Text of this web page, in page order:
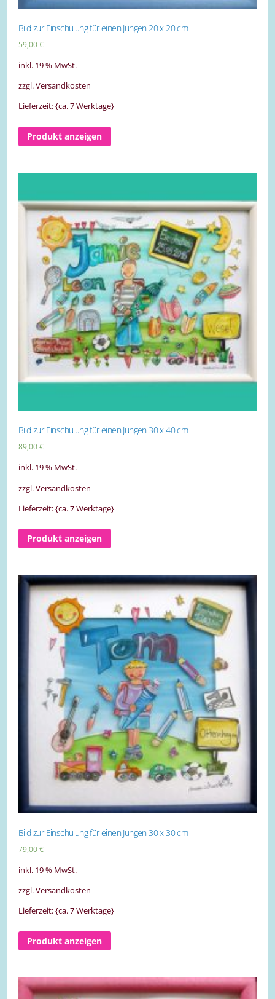
Bild zur Einschulung für einen Jungen 20 x 20 cm
59,00€
inkl. 19 % MwSt.
zzgl. Versandkosten
Lieferzeit: {ca. 7 Werktage}
Produkt anzeigen
Bild zur Einschulung für einen Jungen 30 x 40 cm
89,00€
inkl. 19 % MwSt.
zzgl. Versandkosten
Lieferzeit: {ca. 7 Werktage}
Produkt anzeigen
Bild zur Einschulung für einen Jungen 30 x 30 cm
79,00€
inkl. 19 % MwSt.
zzgl. Versandkosten
Lieferzeit: {ca. 7 Werktage}
Produkt anzeigen